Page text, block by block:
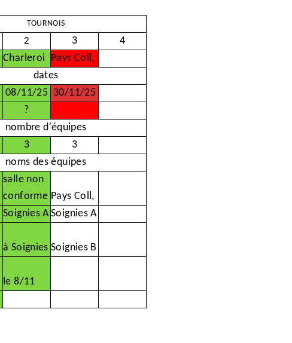
TOURNOIS
2 3 4
Charleroi Pays Coll,
dates
08/11/25 30/11/25
?
nombre d'équipes
3 3
noms des équipes
salle non
conforme Pays Coll,
Soignies ASoignies A
à Soignies Soignies B
le 8/11